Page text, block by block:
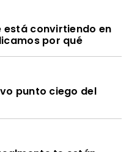
está convirtiendo en
por qué
punto ciego del